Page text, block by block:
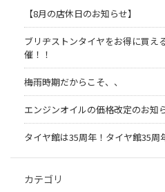
【8月の店休日のお知らせ】
ブリヂストンタイヤをお得に買え
催！！
梅雨時期だからこそ、、
エンジンオイルの価格改定のお知
タイヤ館は35周年！タイヤ館35周
カテゴリ